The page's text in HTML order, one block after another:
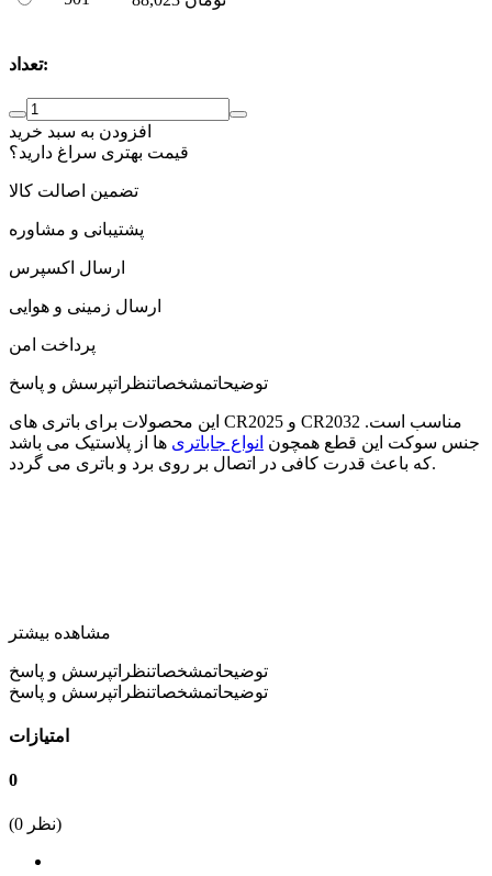
تعداد:
افزودن به سبد خرید
قیمت بهتری سراغ دارید؟
تضمین اصالت کالا
پشتیبانی و مشاوره
ارسال اکسپرس
ارسال زمینی و هوایی
پرداخت امن
توضیحاتمشخصاتنظراتپرسش و پاسخ
این محصولات برای باتری های CR2025 و CR2032 مناسب است.
جنس سوکت این قطع همچون انواع جاباتری ها از پلاستیک می باشد
که باعث قدرت کافی در اتصال بر روی برد و باتری می گردد.
مشاهده بیشتر
توضیحاتمشخصاتنظراتپرسش و پاسخ
توضیحاتمشخصاتنظراتپرسش و پاسخ
امتیازات
0
(0 نظر)